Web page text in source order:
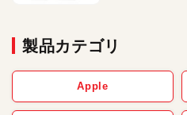
製品カテゴリ
Apple